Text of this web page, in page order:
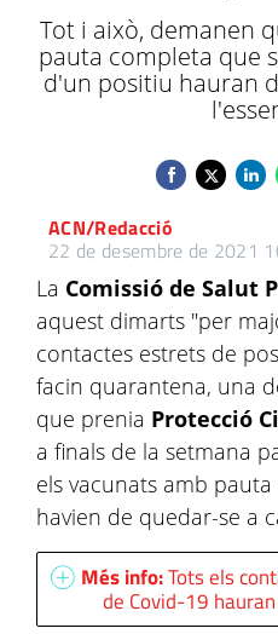
Tot i això, demanen
pauta completa que
d'un positiu hauran
ACN/Redacció
22 de desembre de 2021
La Comissió de Salut
aquest dimarts "per
contactes estrets de
facin quarantena, una
que prenia Protecció
a finals de la setmana
els vacunats amb
havien de quedar-se a
Més info:Tots els
de Covid-19